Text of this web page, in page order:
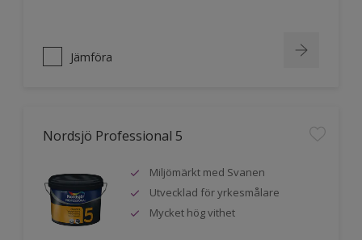
Jämföra
Nordsjö Professional 5
Miljömärkt med Svanen
Utvecklad för yrkesmålare
Mycket hög vithet